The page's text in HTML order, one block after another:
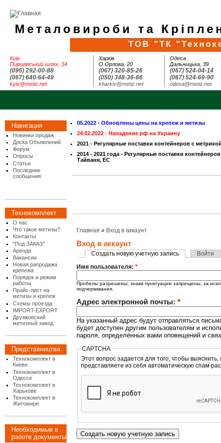
Металовироби та
ТОВ "ТК
Київ
Пирогівський шлях, 34
(095) 292-00-88
(067) 640-64-49
kyiv@metiz.net
Харків
О.Орлова, 20
(067) 320-85-26
(050) 348-36-66
kharkiv@metiz.net
Одеса
Дальницька, 39
(067) 524-04-14
(067) 524-69-90
odesa@metiz.net
Навигация
Новинки продаж
Доска Объявлений
Форум
Опросы
Статьи
Последние
сообщения
Технокомплект
О нас
Что такое метизы?
Контакты
"Под ЗАКАЗ"
Аренда
Вакансии
Новая рапродажа
крепежа
Порядок и режим
работы
Прайс-лист на
метизы и крепеж
Схемы проезда
IMPORT-EXPORT
Дружковский
метизный завод
Представництва
Технокомплект в
Киеве
Технокомплект в
Одессе
Технокомплект в
Харькове
Технокомплект в
Житомире
Необходимые в
работе документы
05.2022 - Обновлены цены на крепеж и метизы
24.02.2022 - Нападение рф на Украину
2021 - Регулярные поставки контейнеров с
2014 - 2021 года - Регулярные поставки
Тайваня, ЕС
Главная » Вход в аккаунт
Вход в аккаунт
Создать новую учетную запись
Войти
Имя пользователя: *
Пробелы разрешены; знаки пунктуации запрещены, за
подчеркивания.
Адрес электронной почты: *
На указанный адрес будут отправляться
будет доступен другим пользователям и
пароля, определённых вами оповещений и
CAPTCHA
Этот вопрос задается для того, чтобы выяснить,
представляете из себя автоматическую спам-